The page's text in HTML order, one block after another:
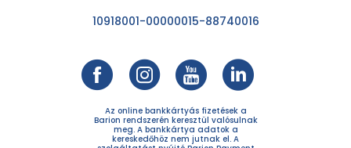
10918001-00000015-88740016
Az online bankkártyás fizetések a
Barion rendszerén keresztül valósulnak
meg. A bankkártya adatok a
kereskedőhöz nem jutnak el. A